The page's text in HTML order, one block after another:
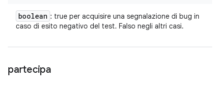
boolean : true per acquisire una segnalazione di bug in
caso di esito negativo del test. Falso negli altri casi.
partecipa